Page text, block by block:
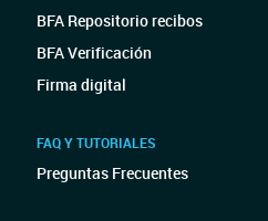
BFA Repositorio recibos
BFA Verificación
Firma digital
FAQ Y TUTORIALES
Preguntas Frecuentes